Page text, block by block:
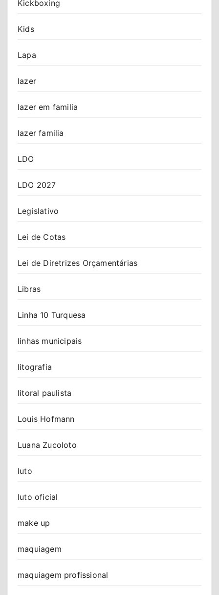
Kickboxing
Kids
Lapa
lazer
lazer em familia
lazer familia
LDO
LDO 2027
Legislativo
Lei de Cotas
Lei de Diretrizes Orçamentárias
Libras
Linha 10 Turquesa
linhas municipais
litografia
litoral paulista
Louis Hofmann
Luana Zucoloto
luto
luto oficial
make up
maquiagem
maquiagem profissional